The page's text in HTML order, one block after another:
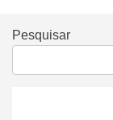
Pesquisar